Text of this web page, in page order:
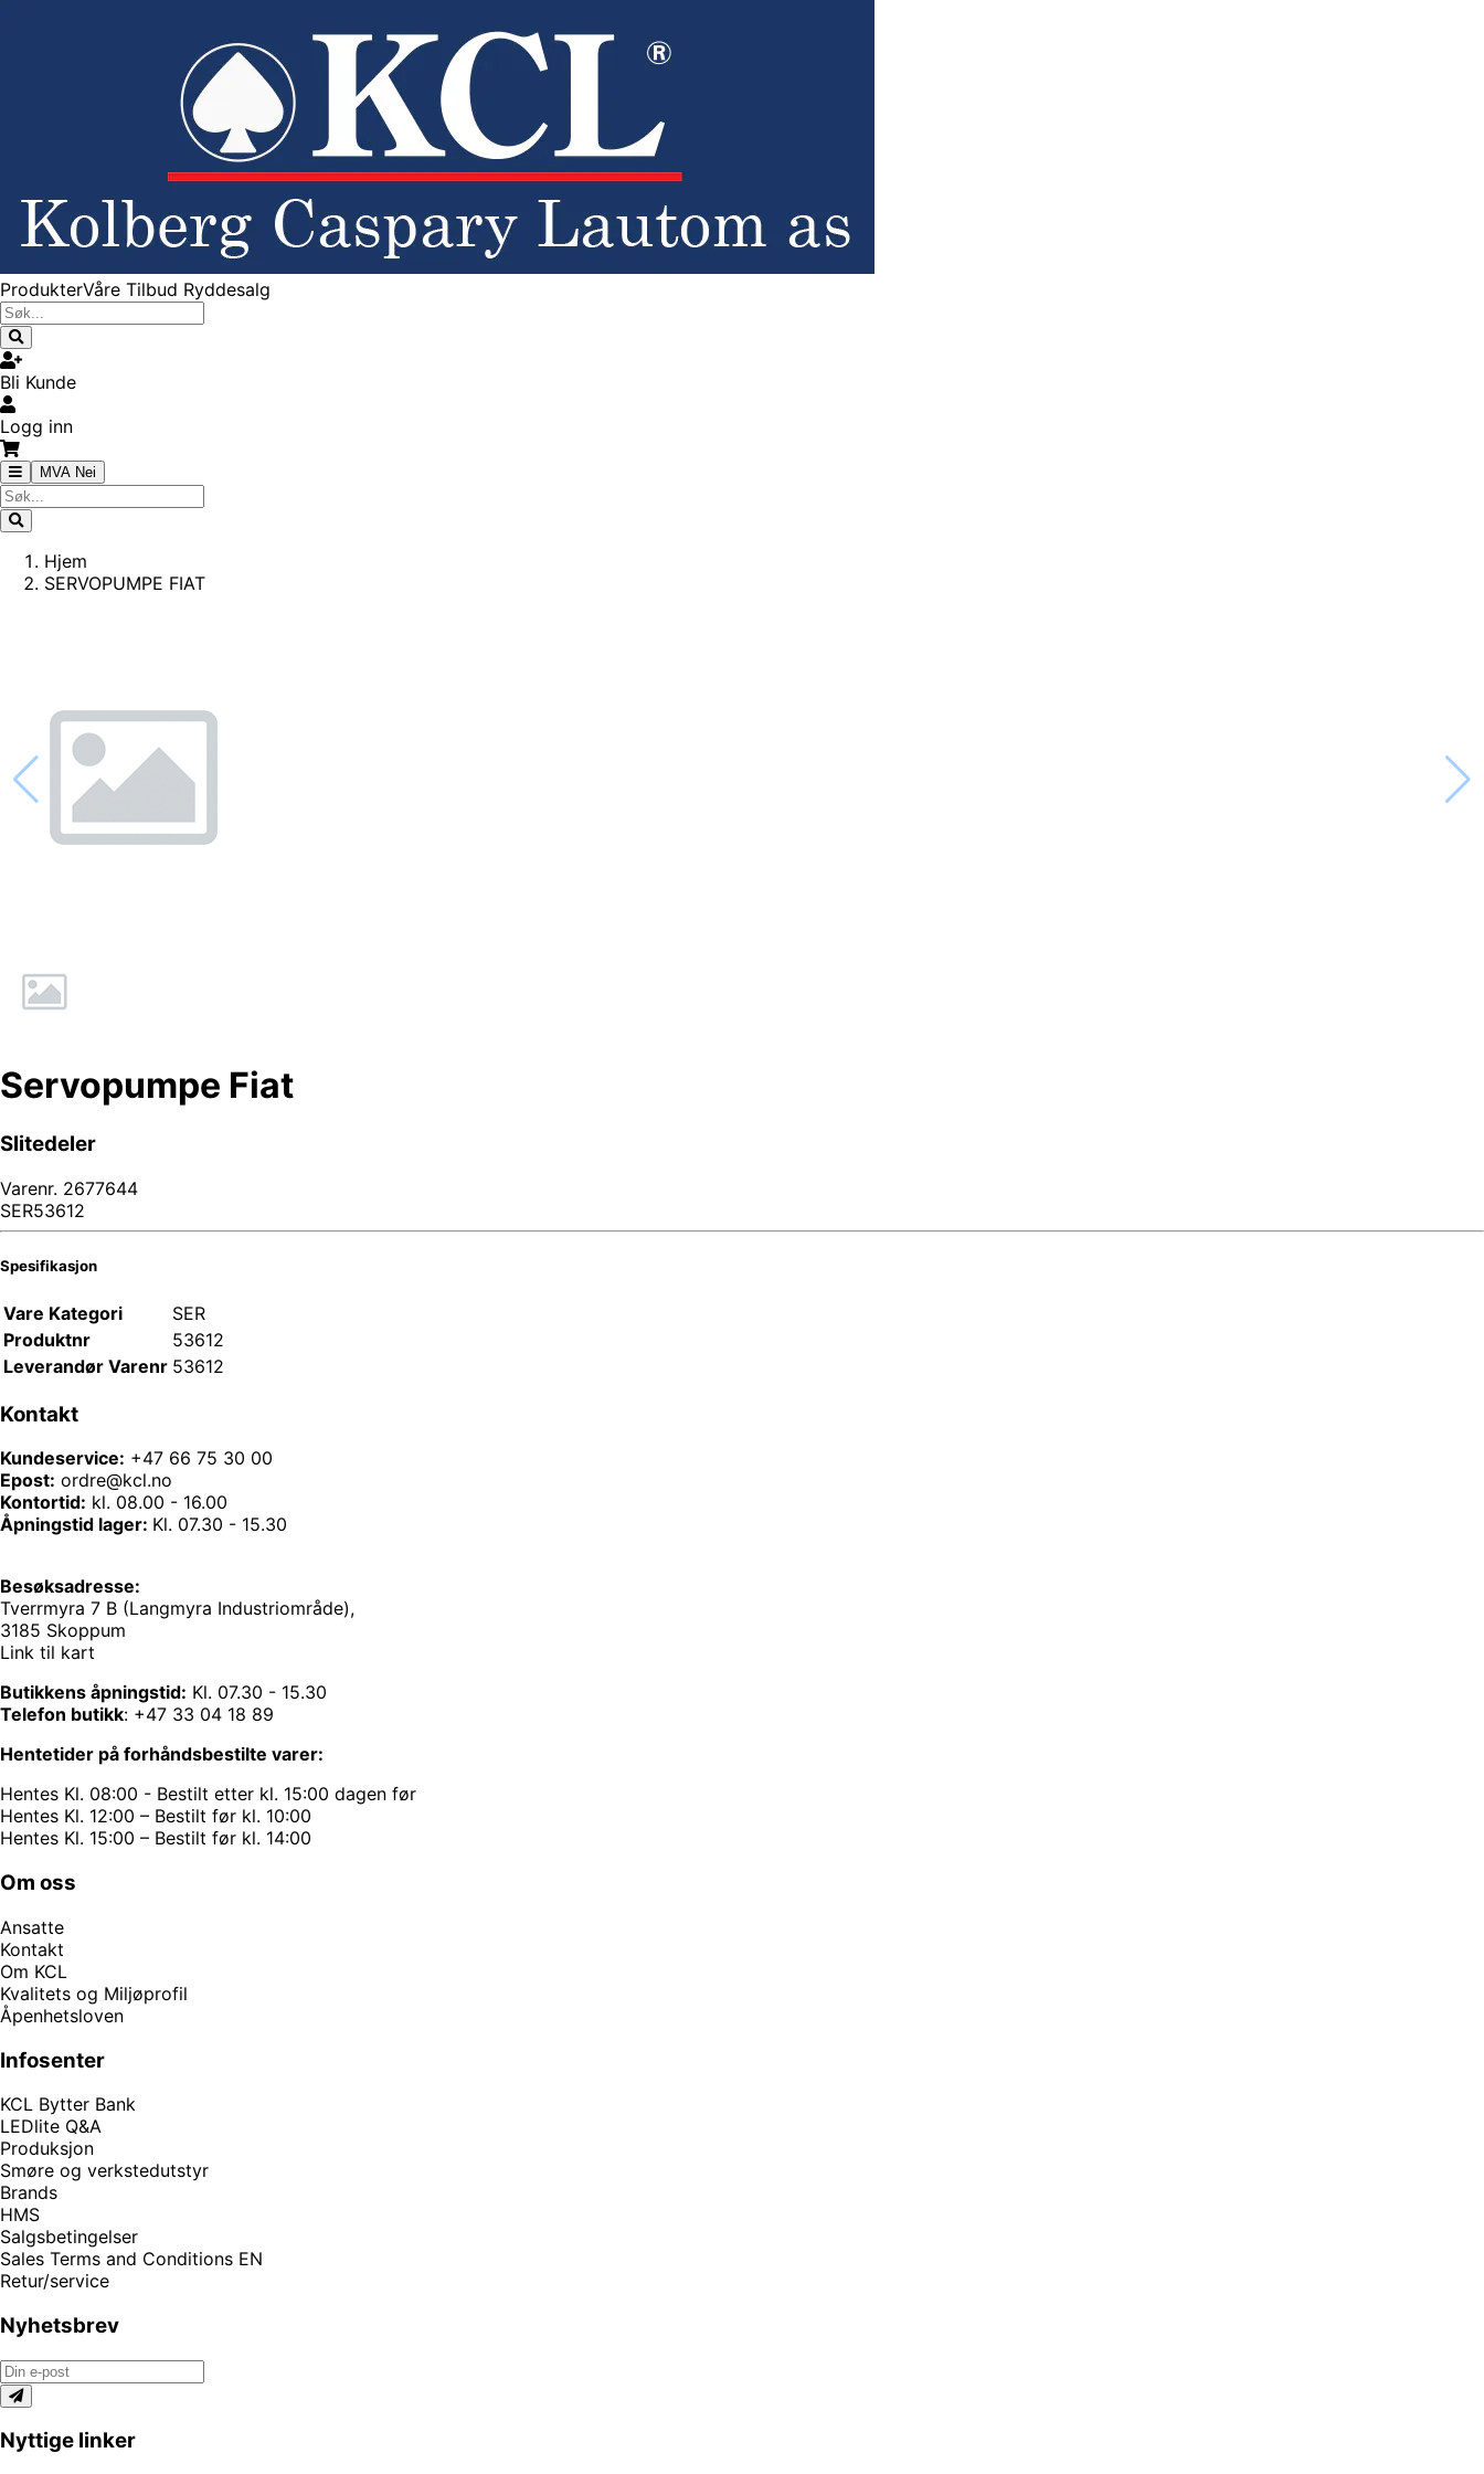
ProdukterVåre Tilbud Ryddesalg
Bli Kunde
Logg inn
MVA Nei
Hjem
SERVOPUMPE FIAT
Servopumpe Fiat
Slitedeler
Varenr. 2677644
SER53612
Spesifikasjon
Vare Kategori
SER
Produktnr
53612
Leverandør Varenr 53612
Kontakt
Kundeservice: +47 66 75 30 00
Epost: ordre@kcl.no
Kontortid: kl. 08.00 - 16.00
Åpningstid lager: Kl. 07.30 - 15.30
Besøksadresse:
Tverrmyra 7 B (Langmyra Industriområde),
3185 Skoppum
Link til kart
Butikkens åpningstid: Kl. 07.30 - 15.30
Telefon butikk: +47 33 04 18 89
Hentetider på forhåndsbestilte varer:
Hentes Kl. 08:00 - Bestilt etter kl. 15:00 dagen før
Hentes Kl. 12:00 – Bestilt før kl. 10:00
Hentes Kl. 15:00 – Bestilt før kl. 14:00
Om oss
Ansatte
Kontakt
Om KCL
Kvalitets og Miljøprofil
Åpenhetsloven
Infosenter
KCL Bytter Bank
LEDlite Q&A
Produksjon
Smøre og verkstedutstyr
Brands
HMS
Salgsbetingelser
Sales Terms and Conditions EN
Retur/service
Nyhetsbrev
Nyttige linker